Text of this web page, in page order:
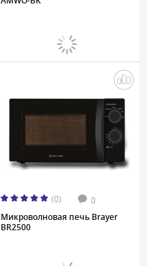
(0) 0
Микроволновая печь Brayer
BR2500